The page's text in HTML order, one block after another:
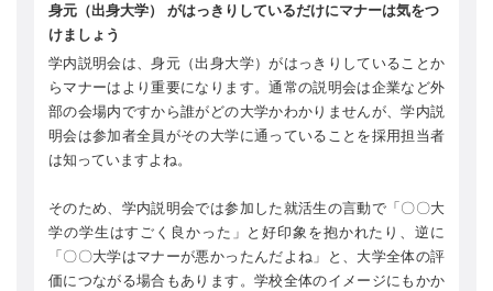
身元（出身大学） がはっきりしているだけにマナーは気をつ
けましょう
学内説明会は、身元（出身大学）がはっきりしていることか
らマナーはより重要になります。通常の説明会は企業など外
部の会場内ですから誰がどの大学かわかりませんが、学内説
明会は参加者全員がその大学に通っていることを採用担当者
は知っていますよね。
そのため、学内説明会では参加した就活生の言動で「〇〇大
学の学生はすごく良かった」と好印象を抱かれたり、逆に
「〇〇大学はマナーが悪かったんだよね」と、大学全体の評
価につながる場合もあります。学校全体のイメージにもかか